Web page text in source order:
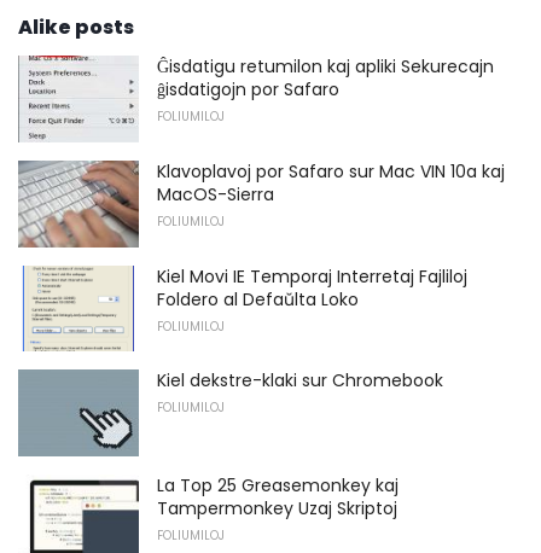
Alike posts
Ĝisdatigu retumilon kaj apliki Sekurecajn
ĝisdatigojn por Safaro
FOLIUMILOJ
Klavoplavoj por Safaro sur Mac VIN 10a kaj
MacOS-Sierra
FOLIUMILOJ
Kiel Movi IE Temporaj Interretaj Fajliloj
Foldero al Defaŭlta Loko
FOLIUMILOJ
Kiel dekstre-klaki sur Chromebook
FOLIUMILOJ
La Top 25 Greasemonkey kaj
Tampermonkey Uzaj Skriptoj
FOLIUMILOJ